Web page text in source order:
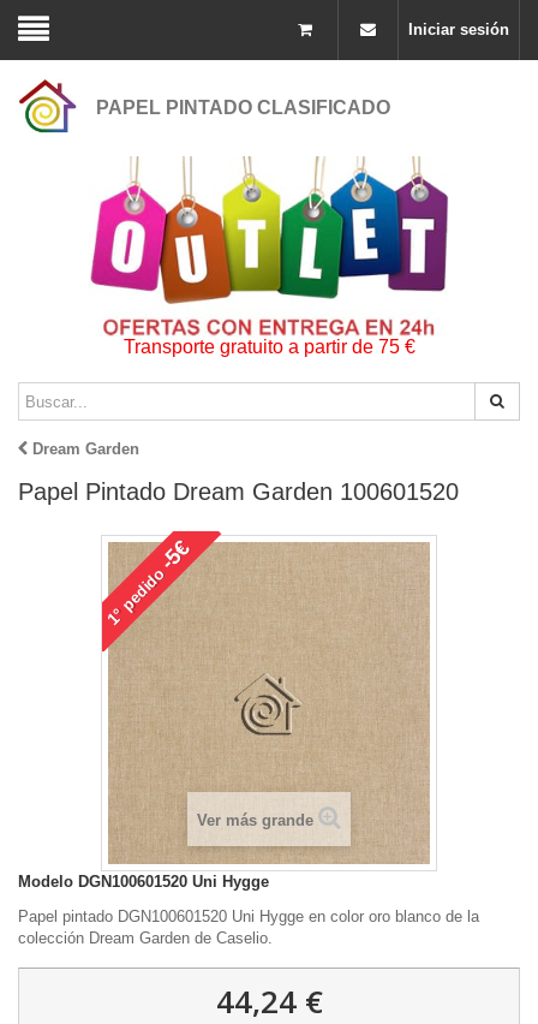
Iniciar sesión
PAPEL PINTADO CLASIFICADO
Transporte gratuito a partir de 75 €
Dream Garden
Papel Pintado Dream Garden 100601520
1°
pedido
-5€
Ver más grande
Modelo DGN100601520 Uni Hygge
Papel pintado DGN100601520 Uni Hygge en color oro blanco de la
colección Dream Garden de Caselio.
44,24 €